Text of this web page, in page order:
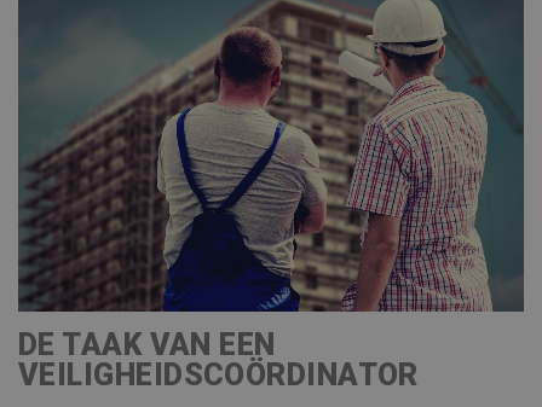
DE TAAK VAN EEN
VEILIGHEIDSCOÖRDINATOR